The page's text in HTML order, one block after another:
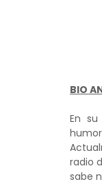
BIO
En
radio
sabe